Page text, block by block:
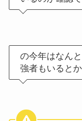
の今年はなん
強者もいるとか